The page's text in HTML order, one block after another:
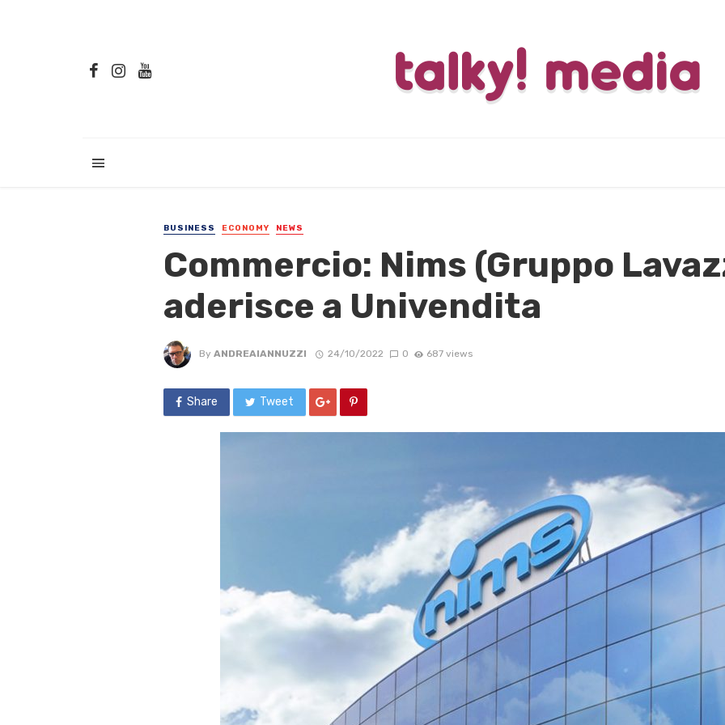
BUSINESS ECONOMY NEWS
Commercio: Nims (Gruppo
aderisce a Univendita
By ANDREAIANNUZZI 24/10/2022 0 687 views
Share Tweet